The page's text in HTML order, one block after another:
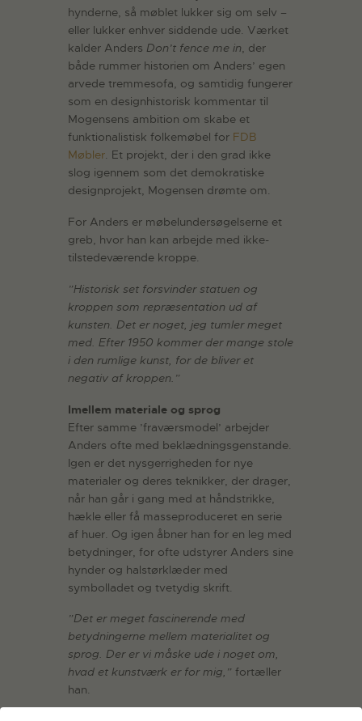
hynderne, så møblet lukker sig om selv –
eller lukker enhver siddende ude. Værket
kalder Anders Don’t fence me in, der
både rummer historien om Anders’ egen
arvede tremmesofa, og samtidig fungerer
som en designhistorisk kommentar til
Mogensens ambition om skabe et
funktionalistisk folkemøbel for FDB
Møbler. Et projekt, der i den grad ikke
slog igennem som det demokratiske
designprojekt, Mogensen drømte om.
For Anders er møbelundersøgelserne et
greb, hvor han kan arbejde med ikke-
tilstedeværende kroppe.
”Historisk set forsvinder statuen og
kroppen som repræsentation ud af
kunsten. Det er noget, jeg tumler meget
med. Efter 1950 kommer der mange stole
i den rumlige kunst, for de bliver et
negativ af kroppen.”
Imellem materiale og sprog
Efter samme ’fraværsmodel’ arbejder
Anders ofte med beklædningsgenstande.
Igen er det nysgerrigheden for nye
materialer og deres teknikker, der drager,
når han går i gang med at håndstrikke,
hækle eller få masseproduceret en serie
af huer. Og igen åbner han for en leg med
betydninger, for ofte udstyrer Anders sine
hynder og halstørklæder med
symbolladet og tvetydig skrift.
”Det er meget fascinerende med
betydningerne mellem materialitet og
sprog. Der er vi måske ude i noget om,
hvad et kunstværk er for mig,” fortæller
han.